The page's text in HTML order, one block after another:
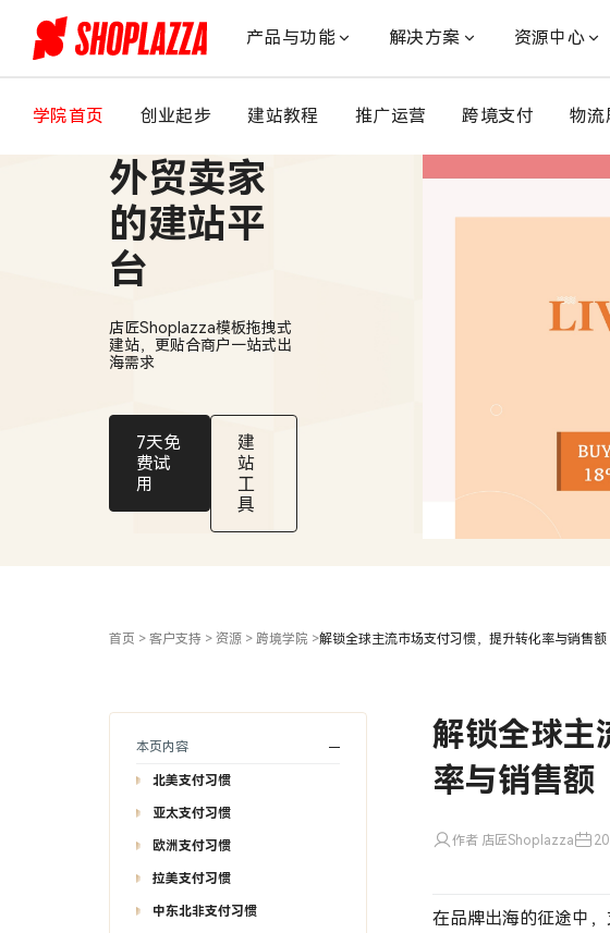
市
产品与功能 解决方案 资源中心
学院首页 创业起步 建站教程 推广运营 跨境支付 物流
适合中国
外贸卖家
的建站平
台
店匠Shoplazza模板拖拽式
建站，更贴合商户一站式出
海需求
7天免
费试
用
建
站
工
具
首页 > 客户支持 > 资源 > 跨境学院 >解锁全球主流市场支付习惯，提升转化率与销售额
本页内容
北美支付习惯
亚太支付习惯
欧洲支付习惯
拉美支付习惯
中东北非支付习惯
解锁全球主
率与销售额
作者 店匠Shoplazza
在品牌出海的征途中